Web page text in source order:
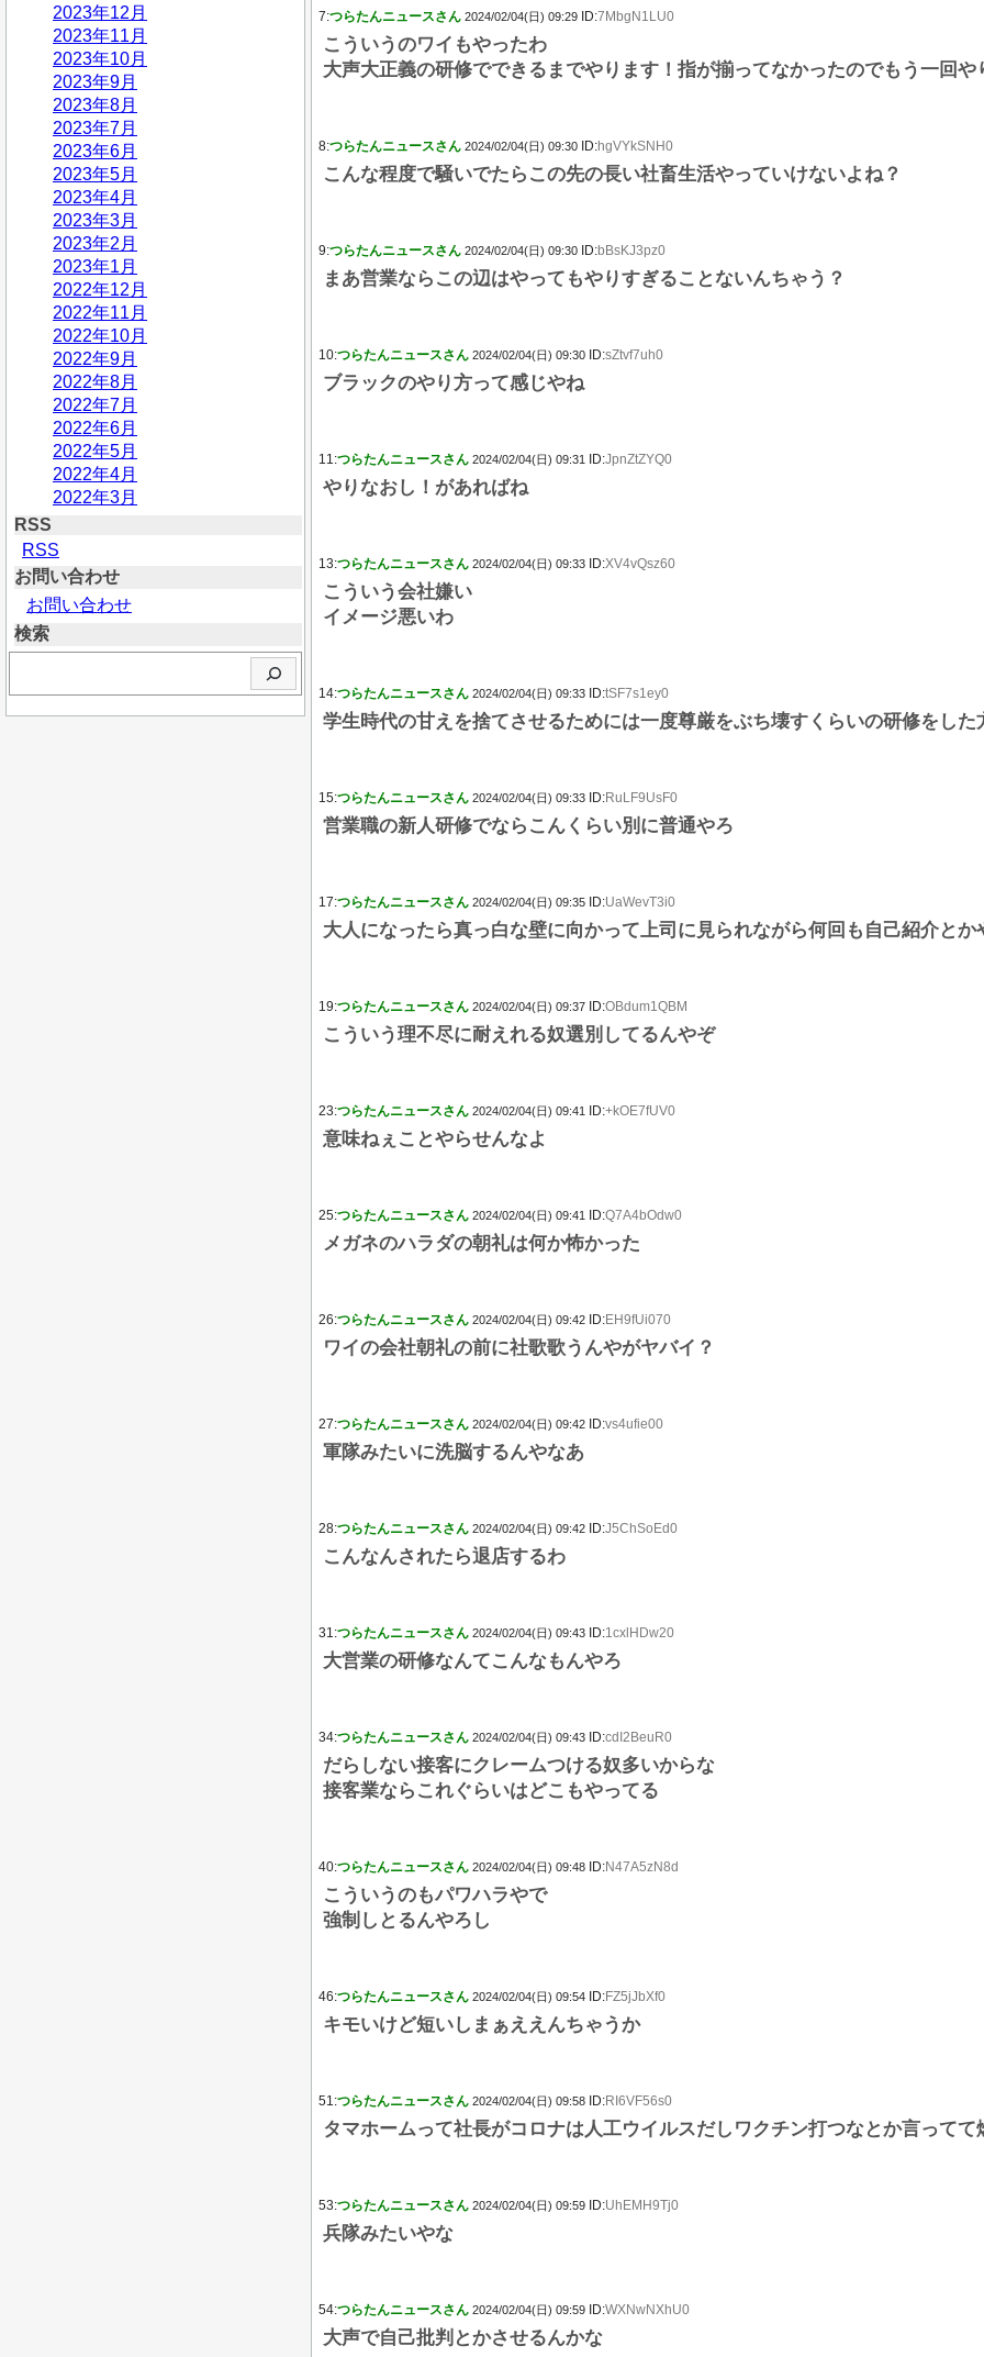
2023年12月
2023年11月
2023年10月
2023年9月
2023年8月
2023年7月
2023年6月
2023年5月
2023年4月
2023年3月
2023年2月
2023年1月
2022年12月
2022年11月
2022年10月
2022年9月
2022年8月
2022年7月
2022年6月
2022年5月
2022年4月
2022年3月
RSS
RSS
お問い合わせ
お問い合わせ
検索
7:つらたんニュースさん 2024/02/04(日) 09:29 ID:7MbgN1LU0
こういうのワイもやったわ
大声大正義の研修でできるまでやります！指が揃ってなかったのでもう一回や
8:つらたんニュースさん 2024/02/04(日) 09:30 ID:hgVYkSNH0
こんな程度で騒いでたらこの先の長い社畜生活やっていけないよね？
9:つらたんニュースさん 2024/02/04(日) 09:30 ID:bBsKJ3pz0
まあ営業ならこの辺はやってもやりすぎることないんちゃう？
10:つらたんニュースさん 2024/02/04(日) 09:30 ID:sZtvf7uh0
ブラックのやり方って感じやね
11:つらたんニュースさん 2024/02/04(日) 09:31 ID:JpnZtZYQ0
やりなおし！があればね
13:つらたんニュースさん 2024/02/04(日) 09:33 ID:XV4vQsz60
こういう会社嫌い
イメージ悪いわ
14:つらたんニュースさん 2024/02/04(日) 09:33 ID:tSF7s1ey0
学生時代の甘えを捨てさせるためには一度尊厳をぶち壊すくらいの研修をした
15:つらたんニュースさん 2024/02/04(日) 09:33 ID:RuLF9UsF0
営業職の新人研修でならこんくらい別に普通やろ
17:つらたんニュースさん 2024/02/04(日) 09:35 ID:UaWevT3i0
大人になったら真っ白な壁に向かって上司に見られながら何回も自己紹介とか
19:つらたんニュースさん 2024/02/04(日) 09:37 ID:OBdum1QBM
こういう理不尽に耐えれる奴選別してるんやぞ
23:つらたんニュースさん 2024/02/04(日) 09:41 ID:+kOE7fUV0
意味ねぇことやらせんなよ
25:つらたんニュースさん 2024/02/04(日) 09:41 ID:Q7A4bOdw0
メガネのハラダの朝礼は何か怖かった
26:つらたんニュースさん 2024/02/04(日) 09:42 ID:EH9fUi070
ワイの会社朝礼の前に社歌歌うんやがヤバイ？
27:つらたんニュースさん 2024/02/04(日) 09:42 ID:vs4ufie00
軍隊みたいに洗脳するんやなあ
28:つらたんニュースさん 2024/02/04(日) 09:42 ID:J5ChSoEd0
こんなんされたら退店するわ
31:つらたんニュースさん 2024/02/04(日) 09:43 ID:1cxlHDw20
大営業の研修なんてこんなもんやろ
34:つらたんニュースさん 2024/02/04(日) 09:43 ID:cdI2BeuR0
だらしない接客にクレームつける奴多いからな
接客業ならこれぐらいはどこもやってる
40:つらたんニュースさん 2024/02/04(日) 09:48 ID:N47A5zN8d
こういうのもパワハラやで
強制しとるんやろし
46:つらたんニュースさん 2024/02/04(日) 09:54 ID:FZ5jJbXf0
キモいけど短いしまぁええんちゃうか
51:つらたんニュースさん 2024/02/04(日) 09:58 ID:RI6VF56s0
タマホームって社長がコロナは人工ウイルスだしワクチン打つなとか言ってて
53:つらたんニュースさん 2024/02/04(日) 09:59 ID:UhEMH9Tj0
兵隊みたいやな
54:つらたんニュースさん 2024/02/04(日) 09:59 ID:WXNwNXhU0
大声で自己批判とかさせるんかな